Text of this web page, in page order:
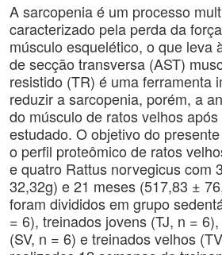
A sarcopenia é um processo
caracterizado pela perda da
músculo esquelético, o que leva
de secção transversa (AST)
resistido (TR) é uma ferramenta
reduzir a sarcopenia, porém, a
do músculo de ratos velhos
estudado. O objetivo do
o perfil proteômico de ratos
e quatro Rattus norvegicus com
32,32g) e 21 meses (517,83 ±
foram divididos em grupo
= 6), treinados jovens (TJ, n =
(SV, n = 6) e treinados velhos